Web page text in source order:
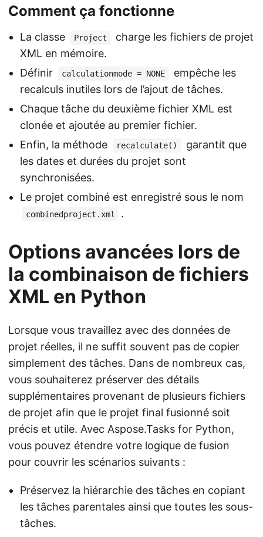
Comment ça fonctionne
La classe Project
charge les fichiers de projet
XML en mémoire.
Définir
calculationmode = NONE
empêche les
recalculs inutiles lors de l’ajout de tâches.
Chaque tâche du deuxième fichier XML est
clonée et ajoutée au premier fichier.
Enfin, la méthode
recalculate()
garantit que
les dates et durées du projet sont
synchronisées.
Le projet combiné est enregistré sous le nom
combinedproject.xml .
Options avancées lors de
la combinaison de fichiers
XML en Python
Lorsque vous travaillez avec des données de
projet réelles, il ne suffit souvent pas de copier
simplement des tâches. Dans de nombreux cas,
vous souhaiterez préserver des détails
supplémentaires provenant de plusieurs fichiers
de projet afin que le projet final fusionné soit
précis et utile. Avec Aspose.Tasks for Python,
vous pouvez étendre votre logique de fusion
pour couvrir les scénarios suivants :
Préservez la hiérarchie des tâches en copiant
les tâches parentales ainsi que toutes les sous-
tâches.